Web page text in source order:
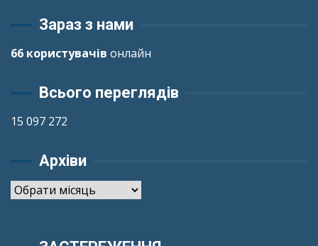
Зараз з нами
66 користувачів онлайн
Всього переглядів
15 097 272
Архіви
Архіви